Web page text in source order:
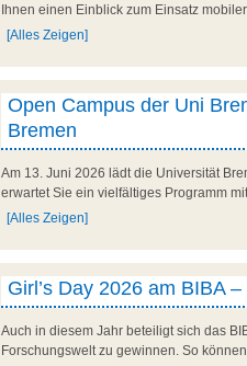
Ihnen einen Einblick zum Einsatz
[Alles Zeigen]
Open Campus der Uni
Bremen
Am 13. Juni 2026 lädt die Universität
erwartet Sie ein vielfältiges Programm
[Alles Zeigen]
Girl’s Day 2026 am BIBA
Auch in diesem Jahr beteiligt sich das
Forschungswelt zu gewinnen. So